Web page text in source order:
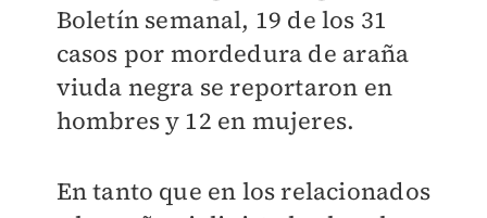
Boletín semanal, 19 de los 31
casos por mordedura de araña
viuda negra se reportaron en
hombres y 12 en mujeres.
En tanto que en los relacionados